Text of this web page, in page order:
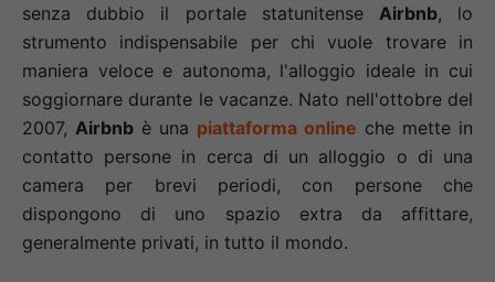
senza dubbio il portale statunitense Airbnb, lo
strumento indispensabile per chi vuole trovare in
maniera veloce e autonoma, l'alloggio ideale in cui
soggiornare durante le vacanze. Nato nell'ottobre del
2007, Airbnb è una piattaforma online che mette in
contatto persone in cerca di un alloggio o di una
camera per brevi periodi, con persone che
dispongono di uno spazio extra da affittare,
generalmente privati, in tutto il mondo.